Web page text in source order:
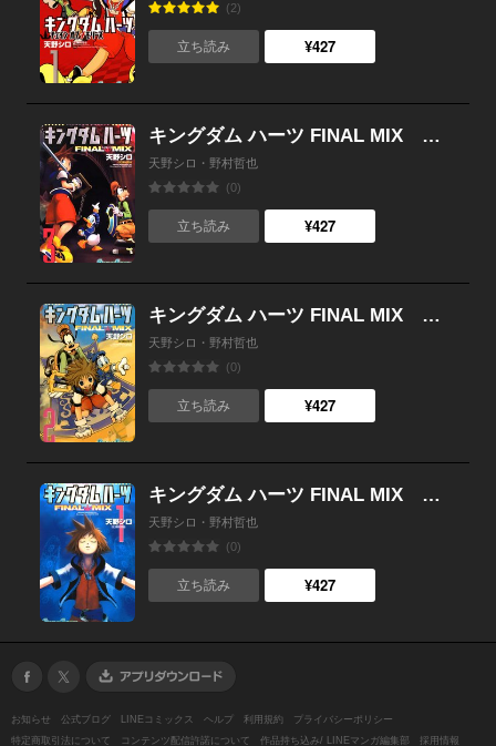
(2)
立ち読み ¥427
キングダム ハーツ FINAL MIX （3）
天野シロ・野村哲也
(0)
立ち読み ¥427
キングダム ハーツ FINAL MIX （2）
天野シロ・野村哲也
(0)
立ち読み ¥427
キングダム ハーツ FINAL MIX （1）
天野シロ・野村哲也
(0)
立ち読み ¥427
お知らせ 公式ブログ LINEコミックス ヘルプ 利用規約
プライバシーポリシー
特定商取引法について
コンテンツ配信許諾について 作品持ち込み/ LINEマンガ編集部 採用情報